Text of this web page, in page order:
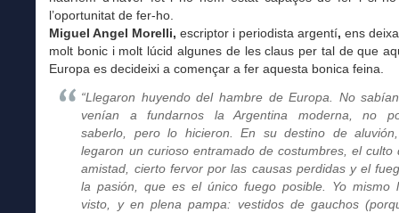
l’oportunitat de fer-ho.
Miguel Angel Morelli, escriptor i periodista argentí, ens
molt bonic i molt lúcid algunes de les claus per tal de que
Europa es decideixi a començar a fer aquesta bonica feina.
“Llegaron huyendo del hambre de Europa. No
venían a fundarnos la Argentina moderna, no
saberlo, pero lo hicieron. En su destino de
legaron un curioso entramado de costumbres, el culto
amistad, cierto fervor por las causas perdidas y el
la pasión, que es el único fuego posible. Yo mismo
visto, y en plena pampa: vestidos de gauchos